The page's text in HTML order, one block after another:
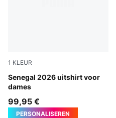
1 KLEUR
Senegal 2026 uitshirt voor
dames
Wild Green-PUMA Red
99,95 €
PERSONALISEREN